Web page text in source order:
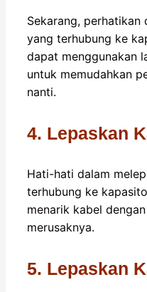
Sekarang,
yang terhubung ke
dapat menggunakan
untuk memudahkan
nanti.
4. Lepaskan
Hati-hati dalam
terhubung ke
menarik kabel
merusaknya.
5. Lepaskan